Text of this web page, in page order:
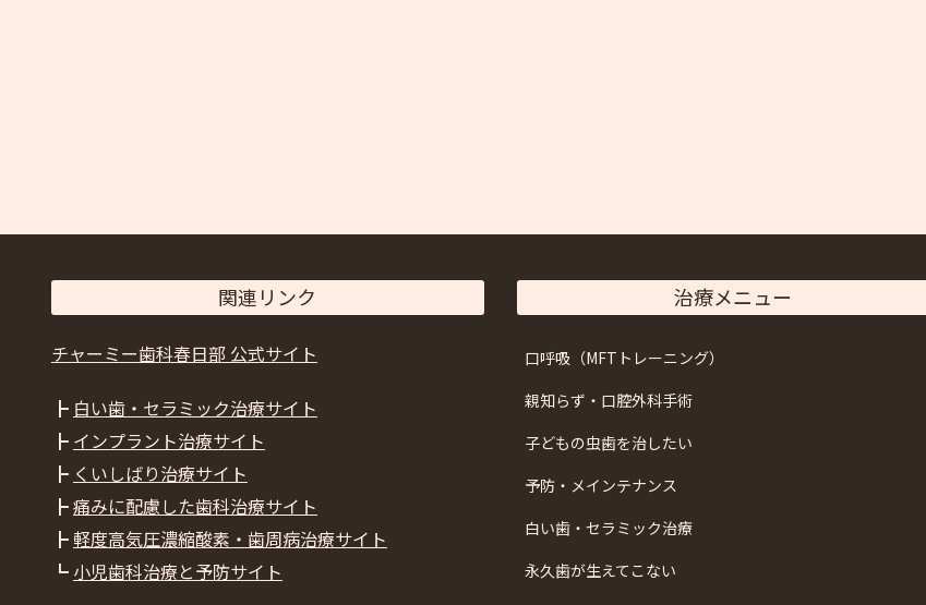
関連リンク
チャーミー歯科春日部 公式サイト
┣ 白い歯・セラミック治療サイト
┣ インプラント治療サイト
┣ くいしばり治療サイト
┣痛みに配慮した歯科治療サイト
┣ 軽度高気圧濃縮酸素・歯周病治療サイト
┗ 小児歯科治療と予防サイト
治療メニュー
口呼吸（MFTトレーニング）
親知らず・口腔外科手術
子どもの虫歯を治したい
予防・メインテナンス
白い歯・セラミック治療
永久歯が生えてこない